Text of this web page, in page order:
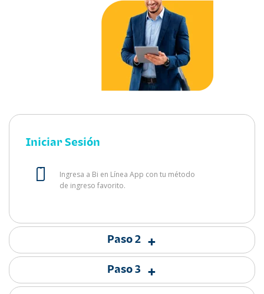
Iniciar Sesión
Ingresa a Bi en Línea App con tu método
de ingreso favorito.
+
Paso 2
+
Paso 3